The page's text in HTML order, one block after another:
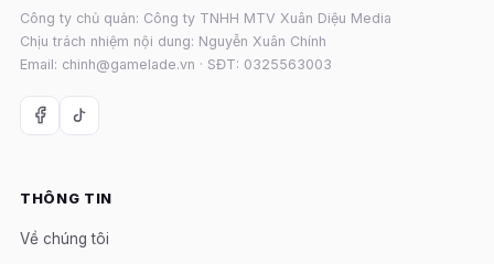
Công ty chủ quản: Công ty TNHH MTV Xuân Diệu Media
Chịu trách nhiệm nội dung: Nguyễn Xuân Chính
Email: chinh@gamelade.vn · SĐT: 0325563003
THÔNG TIN
Về chúng tôi